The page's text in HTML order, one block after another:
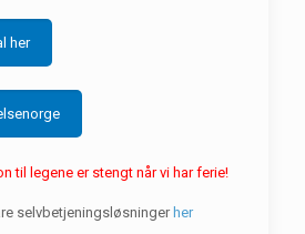
her
til legene er stengt når vi har ferie!
selvbetjeningsløsninger her